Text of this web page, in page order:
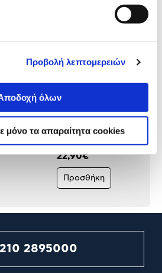
Προβολή λεπτομερειών
όλων
μόνο τα απαραίτητα cookies
Sentio Smartwatch
Amoled Black
26,90€
22,90€
Προσθήκη
210 2895000